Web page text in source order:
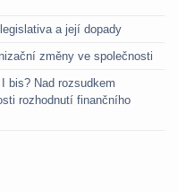
a její dopady
změny ve společnosti
bis? Nad rozsudkem
rozhodnutí finančního